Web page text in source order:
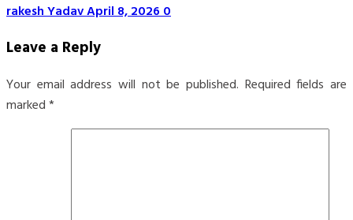
rakesh YadavApril 8, 20260
Leave a Reply
Your email address will not be published. Required fields are
marked*